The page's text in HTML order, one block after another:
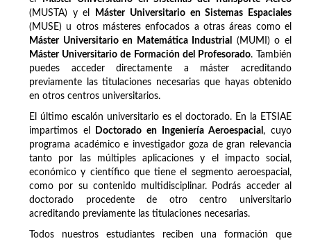
(MUSTA) y el
Máster Universitario en Sistemas Espaciales
(MUSE) u otros másteres enfocados a otras áreas como el
Máster Universitario en Matemática Industrial
(MUMI) o el
Máster Universitario de Formación del Profesorado. También
puedes acceder directamente a máster acreditando
previamente las titulaciones necesarias que hayas obtenido
en otros centros universitarios.
El último escalón universitario es el doctorado. En la ETSIAE
impartimos el
Doctorado en Ingeniería Aeroespacial, cuyo
programa académico e investigador goza de gran relevancia
tanto por las múltiples aplicaciones y el impacto social,
económico y científico que tiene el segmento aeroespacial,
como por su contenido multidisciplinar. Podrás acceder al
doctorado procedente de otro centro universitario
acreditando previamente las titulaciones necesarias.
Todos nuestros estudiantes reciben una formación que